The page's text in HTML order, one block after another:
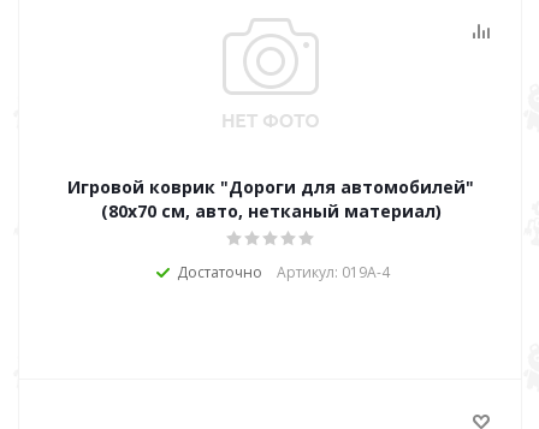
Игровой коврик "Дороги для автомобилей"
(80х70 см, авто, нетканый материал)
Достаточно Артикул: 019A-4